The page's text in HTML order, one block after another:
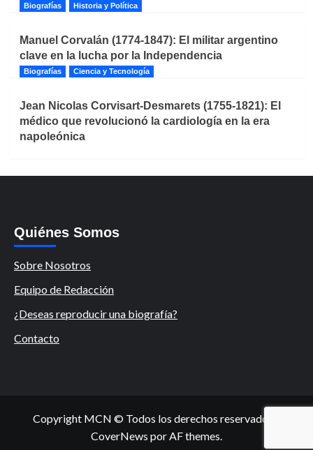
Biografías Historia y Política
Manuel Corvalán (1774-1847): El militar argentino
clave en la lucha por la Independencia
Biografías Ciencia y Tecnología
Jean Nicolas Corvisart-Desmarets (1755-1821): El
médico que revolucionó la cardiología en la era
napoleónica
Quiénes Somos
Sobre Nosotros
Equipo de Redacción
¿Deseas reproducir una biografía?
Contacto
Copyright MCN © Todos los derechos reservados.
CoverNews por AF themes.